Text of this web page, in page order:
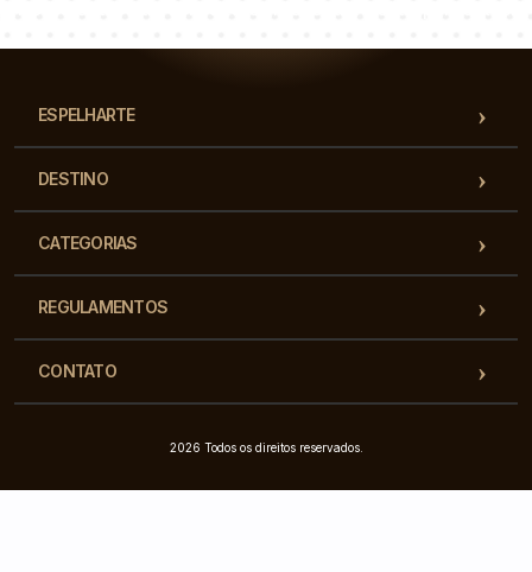
ESPELHARTE
DESTINO
CATEGORIAS
REGULAMENTOS
CONTATO
2026 Todos os direitos reservados.